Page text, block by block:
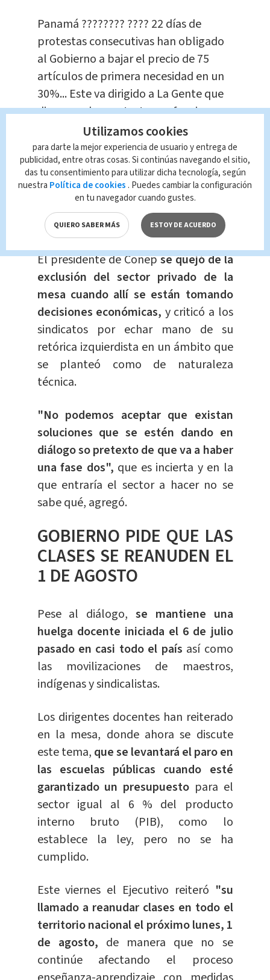
Panamá ???????? ???? 22 días de
protestas consecutivas han obligado
al Gobierno a bajar el precio de 75
artículos de primera necesidad en un
30%... Este va dirigido a La Gente que
dicen que las protestas no funcionan
????????????
pic.twitter.com/dSs6A4tsBb
— EN DESOBEDIENCIA CIVIL /NO AL
NWO (@eltano298)July 29, 2022
El presidente de Conepse quejó de la
exclusión del sector privado de la
mesa cuando allí se están tomando
decisiones económicas, y criticó a los
sindicatos por echar mano de su
retórica izquierdista en un ámbito que
se planteó como de naturaleza
técnica.
"No podemos aceptar que existan
soluciones que se estén dando en
diálogo so pretexto de que va a haber
una fase dos", que es incierta y en la
que entraría el sector a hacer no se
sabe qué, agregó.
GOBIERNO PIDE QUE LAS
CLASES SE REANUDEN EL
1 DE AGOSTO
Pese al diálogo, se mantiene una
huelga docente iniciada el 6 de julio
pasado en casi todo el país así como
las movilizaciones de maestros,
indígenas y sindicalistas.
Los dirigentes docentes han reiterado
en la mesa, donde ahora se discute
este tema, que se levantará el paro en
las escuelas públicas cuando esté
garantizado un presupuesto para el
sector igual al 6 % del producto
interno bruto (PIB), como lo
establece la ley, pero no se ha
cumplido.
Este viernes el Ejecutivo reiteró "su
llamado a reanudar clases en todo el
territorio nacional el próximo lunes, 1
de agosto, de manera que no se
continúe afectando el proceso
Utilizamos cookies
para darte la mejor experiencia de usuario y entrega de
publicidad, entre otras cosas. Si continúas navegando el sitio,
das tu consentimiento para utilizar dicha tecnología, según
nuestra Política de cookies . Puedes cambiar la configuración
en tu navegador cuando gustes.
QUIERO SABER MÁS ESTOY DE ACUERDO